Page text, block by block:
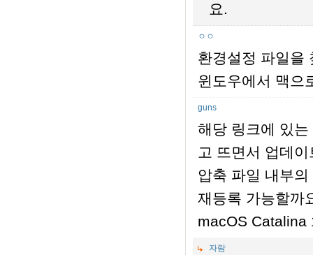
요.
ㅇㅇ
환경설정 파일을
윈도우에서 맥으
guns
해당 링크에 있
고 뜨면서 업데
압축 파일 내부
재등록 가능할까
macOS Catalina
자람